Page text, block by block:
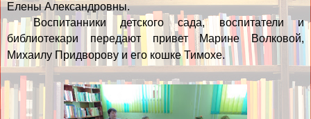
Елены Александровны.
Воспитанники детского сада, воспитатели и
библиотекари передают привет Марине Волковой,
Михаилу Придворову и его кошке Тимохе.